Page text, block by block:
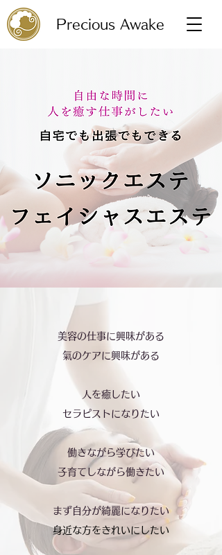
Precious Awake
美容の仕事に興味がある
氣のケアに興味がある
人を癒したい
セラピストになりたい
働きながら学びたい
​子育てしながら働きたい
まず自分が綺麗になりたい
身近な方をきれいにしたい